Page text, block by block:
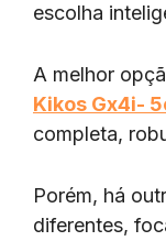
escolha
A melhor
Kikos Gx4i-
completa,
Porém, há
diferentes,